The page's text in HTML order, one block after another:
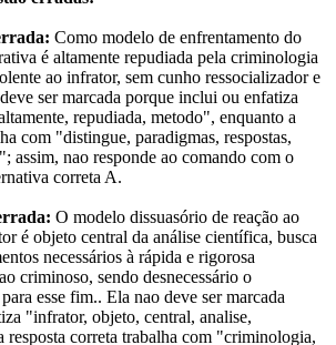
Como modelo de enfrentamento do
é altamente repudiada pela criminologia
ao infrator, sem cunho ressocializador e
ser marcada porque inclui ou enfatiza
repudiada, metodo", enquanto a
com "distingue, paradigmas, respostas,
assim, nao responde ao comando com o
correta A.
O modelo dissuasório de reação ao
é objeto central da análise científica, busca
necessários à rápida e rigorosa
criminoso, sendo desnecessário o
esse fim.. Ela nao deve ser marcada
"infrator, objeto, central, analise,
resposta correta trabalha com "criminologia,